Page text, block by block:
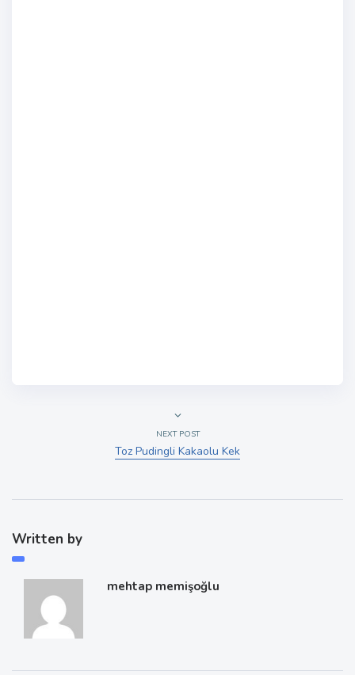
NEXT POST
Toz Pudingli Kakaolu Kek
Written by
mehtap memişoğlu